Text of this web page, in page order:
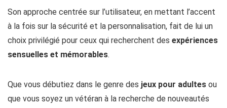
Son approche centrée sur l’utilisateur, en mettant l’accent
à la fois sur la sécurité et la personnalisation, fait de lui un
choix privilégié pour ceux qui recherchent des
Que vous débutiez dans le genre desjeux pour adultesou